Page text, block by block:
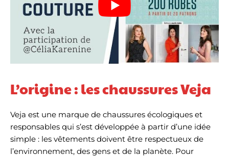
L’origine : les chaussures Veja
Veja est une marque de chaussures écologiques et
responsables qui s’est développée à partir d’une idée
simple : les vêtements doivent être respectueux de
l’environnement, des gens et de la planète. Pour